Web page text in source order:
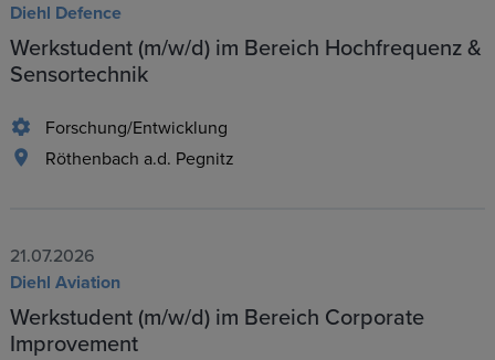
Diehl Defence
Werkstudent (m/w/d) im Bereich Hochfrequenz &
Sensortechnik
Forschung/Entwicklung
Röthenbach a.d. Pegnitz
21.07.2026
Diehl Aviation
Werkstudent (m/w/d) im Bereich Corporate
Improvement